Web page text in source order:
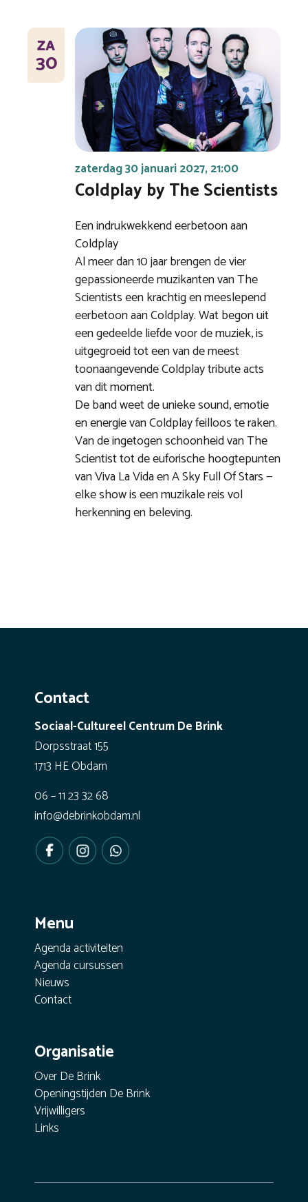
ZA
30
zaterdag 30 januari 2027, 21:00
Coldplay by The Scientists
Een indrukwekkend eerbetoon aan
Coldplay
Al meer dan 10 jaar brengen de vier
gepassioneerde muzikanten van The
Scientists een krachtig en meeslepend
eerbetoon aan Coldplay. Wat begon uit
een gedeelde liefde voor de muziek, is
uitgegroeid tot een van de meest
toonaangevende Coldplay tribute acts
van dit moment.
De band weet de unieke sound, emotie
en energie van Coldplay feilloos te raken.
Van de ingetogen schoonheid van The
Scientist tot de euforische hoogtepunten
van Viva La Vida en A Sky Full Of Stars —
elke show is een muzikale reis vol
herkenning en beleving.
Contact
Sociaal-Cultureel Centrum De Brink
Dorpsstraat 155
1713 HE Obdam
06 – 11 23 32 68
info@debrinkobdam.nl
Menu
Agenda activiteiten
Agenda cursussen
Nieuws
Contact
Organisatie
Over De Brink
Openingstijden De Brink
Vrijwilligers
Links